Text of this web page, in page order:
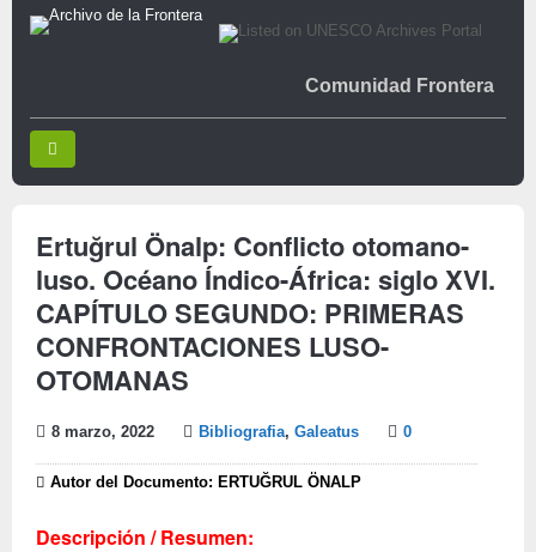
Comunidad Frontera
Ertuğrul Önalp: Conflicto otomano-
luso. Océano Índico-África: siglo XVI.
CAPÍTULO SEGUNDO: PRIMERAS
CONFRONTACIONES LUSO-
OTOMANAS
8 marzo, 2022 Bibliografia, Galeatus 0
Autor del Documento: ERTUĞRUL ÖNALP
Descripción / Resumen: